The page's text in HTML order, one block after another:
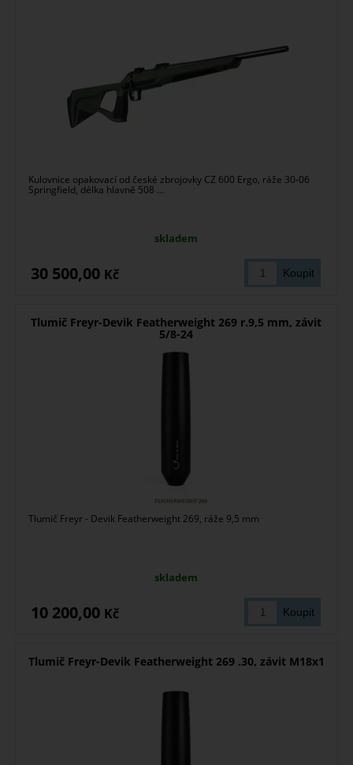
Kulovnice opakovací od české zbrojovky CZ 600 Ergo, ráže 30-06
Springfield, délka hlavně 508 ...
skladem
30 500,00 Kč
Tlumič Freyr-Devik Featherweight 269 r.9,5 mm, závit
5/8-24
Tlumič Freyr - Devik Featherweight 269, ráže 9,5 mm
skladem
10 200,00 Kč
Tlumič Freyr-Devik Featherweight 269 .30, závit M18x1